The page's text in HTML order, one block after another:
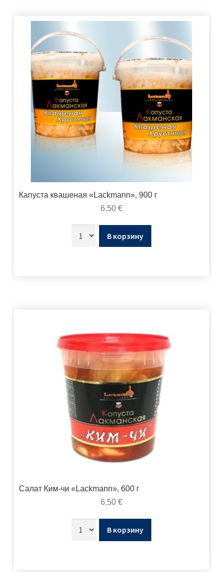
Капуста квашеная «Lackmann», 900 г
6,50 €
В корзину
Салат Ким-чи «Lackmann», 600 г
6,50 €
В корзину